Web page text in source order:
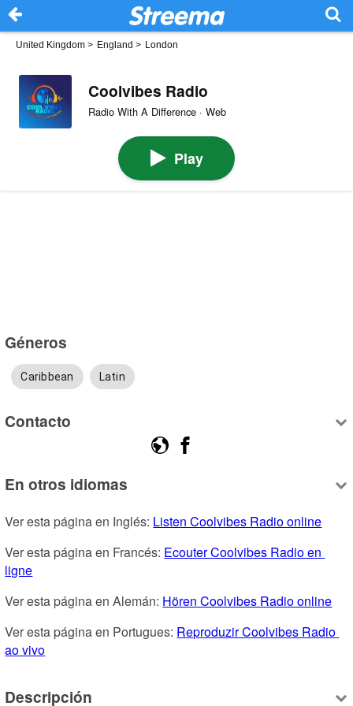
United Kingdom > England > London
Coolvibes Radio
Radio With A Difference · Web
Play
Géneros
Caribbean Latin
Contacto
En otros idiomas
Ver esta página en Inglés: Listen Coolvibes Radio online
Ver esta página en Francés: Ecouter Coolvibes Radio en
ligne
Ver esta página en Alemán: Hören Coolvibes Radio online
Ver esta página en Portugues: Reproduzir Coolvibes Radio
ao vivo
Descripción